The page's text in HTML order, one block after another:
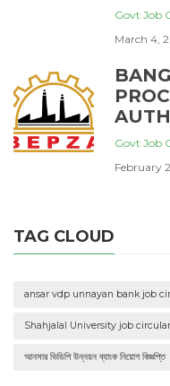
Govt Job
March 4,
Govt Job
February
TAG CLOUD
ansar vdp unnayan bank job
Shahjalal University job circular
আনসার ভিডিপি উন্নয়ন ব্যাংক নিয়োগ বিজ্ঞপ্তি